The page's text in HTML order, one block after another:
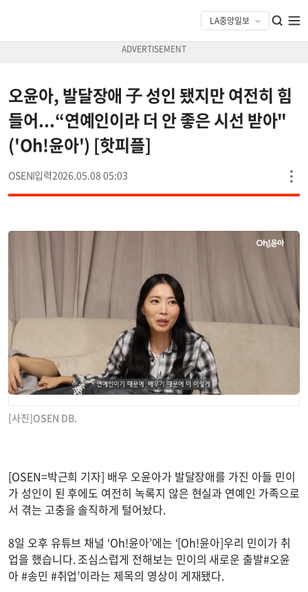
오윤아, 발달장애 子 성인 됐지만 여전히 힘
들어...“연예인이라 더 안 좋은 시선 받아"
('Oh!윤아') [핫피플]
OSEN 2026.05.08 05:03
[사진]OSEN DB.
[OSEN=박근희 기자] 배우 오윤아가 발달장애를 가진 아들 민이
가 성인이 된 후에도 여전히 녹록지 않은 현실과 연예인 가족으로
서 겪는 고충을 솔직하게 털어놨다.
8일 오후 유튜브 채널 ‘Oh!윤아’에는 ‘[Oh!윤아]우리 민이가 취
업을 했습니다. 조심스럽게 전해보는 민이의 새로운 출발#오윤
아 #송민 #취업’이라는 제목의 영상이 게재됐다.